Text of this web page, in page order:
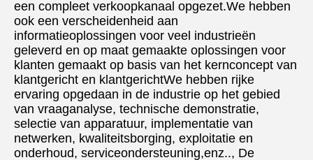
een compleet verkoopkanaal opgezet.We hebben
ook een verscheidenheid aan
informatieoplossingen voor veel industrieën
geleverd en op maat gemaakte oplossingen voor
klanten gemaakt op basis van het kernconcept van
klantgericht en klantgerichtWe hebben rijke
ervaring opgedaan in de industrie op het gebied
van vraaganalyse, technische demonstratie,
selectie van apparatuur, implementatie van
netwerken, kwaliteitsborging, exploitatie en
onderhoud, serviceondersteuning,enz.., De